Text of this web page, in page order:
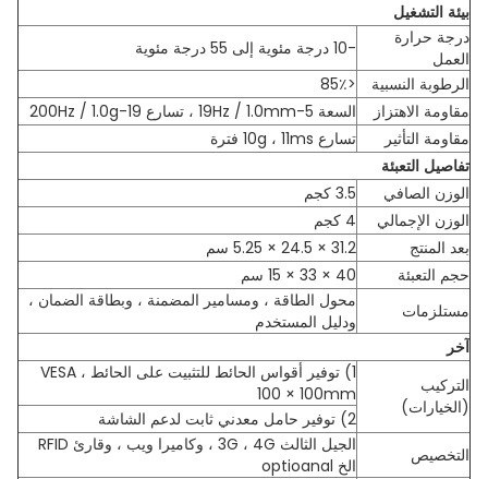
بيئة التشغيل
درجة حرارة
العمل
-10 درجة مئوية إلى 55 درجة مئوية
الرطوبة النسبية
<85٪
مقاومة الاهتزاز
السعة 5-19Hz / 1.0mm ، تسارع 19-200Hz / 1.0g
مقاومة التأثير
تسارع 10g ، 11ms فترة
تفاصيل التعبئة
الوزن الصافي
3.5 كجم
الوزن الإجمالي
4 كجم
بعد المنتج
31.2 × 24.5 × 5.25 سم
حجم التعبئة
40 × 33 × 15 سم
مستلزمات
محول الطاقة ، ومسامير المضمنة ، وبطاقة الضمان ،
ودليل المستخدم
آخر
التركيب
(الخيارات)
1) توفير أقواس الحائط للتثبيت على الحائط ، VESA
100 × 100mm
2) توفير حامل معدني ثابت لدعم الشاشة
التخصيص
الجيل الثالث 3G ، 4G ، وكاميرا ويب ، وقارئ RFID
الخ optioanal